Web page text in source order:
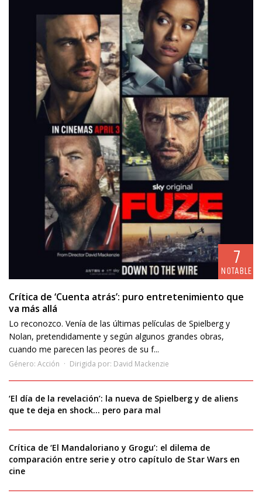
7
NOTABLE
Crítica de ‘Cuenta atrás’: puro entretenimiento que
va más allá
Lo reconozco. Venía de las últimas películas de Spielberg y
Nolan, pretendidamente y según algunos grandes obras,
cuando me parecen las peores de su f...
Género: Acción Dirigida por: David Mackenzie
‘El día de la revelación’: la nueva de Spielberg y de aliens
que te deja en shock… pero para mal
Crítica de ‘El Mandaloriano y Grogu’: el dilema de
comparación entre serie y otro capítulo de Star Wars en
cine